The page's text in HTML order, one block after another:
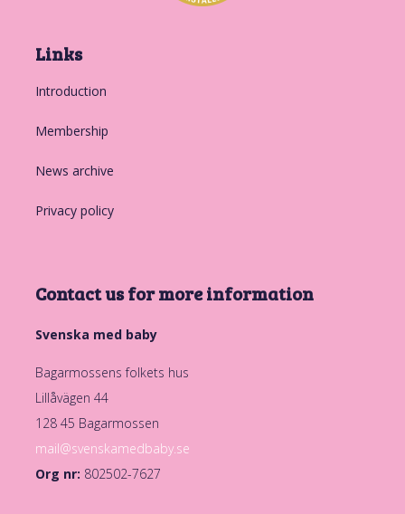
Links
Introduction
Membership
News archive
Privacy policy
Contact us for more information
Svenska med baby
Bagarmossens folkets hus
Lillåvägen 44
128 45 Bagarmossen
mail@svenskamedbaby.se
Org nr: 802502-7627